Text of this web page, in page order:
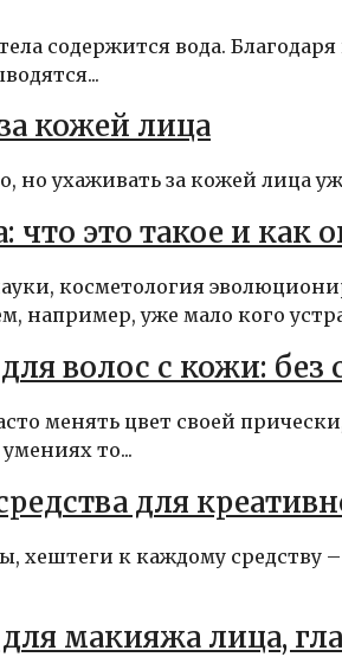
содержится вода.
кожей лица
но ухаживать за кожей лица
что это такое и как
косметология
например, уже мало кого
волос с кожи: без
менять цвет своей
то...
для
хештеги к каждому средству
макияжа лица,